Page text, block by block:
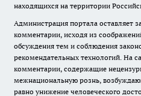
находящихся на территории
Администрация портала оставляет
комментарии, исходя из
обсуждения тем и соблюдения
рекомендательных технологий. На
комментарии, содержащие
межнациональную рознь,
равно унижение человеческого